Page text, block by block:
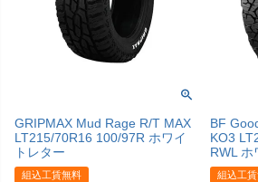
GRIPMAX Mud Rage R/T MAX
LT215/70R16 100/97R ホワイ
トレター
組込工賃無料
BF
KO3
RWL ホ
組込工